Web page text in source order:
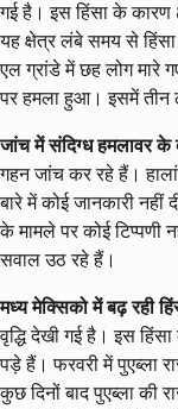
गई है। इस हिंसा के
यह क्षेत्र लंबे समय से
एल ग्रांडे में छह लोग मारे
पर हमला हुआ। इसमें तीन
जांच में संदिग्ध हमलावर के
गहन जांच कर रहे हैं।
बारे में कोई जानकारी नहीं
के मामले पर कोई टिप्पणी
सवाल उठ रहे हैं।
मध्य मेक्सिको में बढ़ रही
वृद्धि देखी गई है। इस
पड़े हैं। फरवरी में पुएब्ला
कुछ दिनों बाद पुएब्ला की